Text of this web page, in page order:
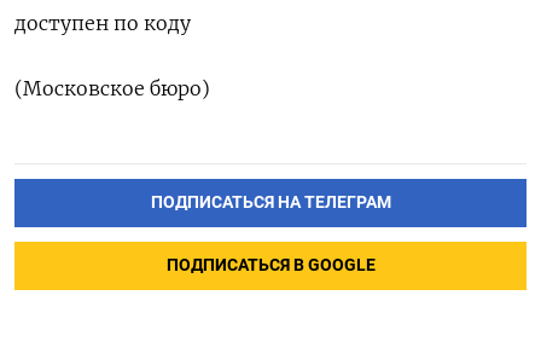
доступен по ‌коду
(Московское бюро)
ПОДПИСАТЬСЯ НА ТЕЛЕГРАМ
ПОДПИСАТЬСЯ В GOOGLE